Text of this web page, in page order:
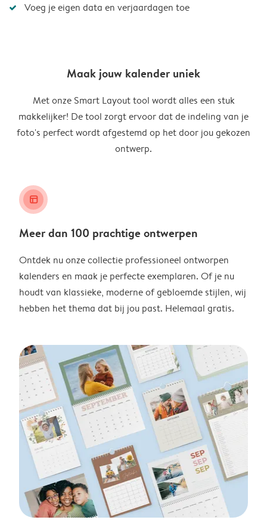
Voeg je eigen data en verjaardagen toe
Maak jouw kalender uniek
Met onze Smart Layout tool wordt alles een stuk
makkelijker! De tool zorgt ervoor dat de indeling van je
foto's perfect wordt afgestemd op het door jou gekozen
ontwerp.
layout_alt
Meer dan 100 prachtige ontwerpen
Ontdek nu onze collectie professioneel ontworpen
kalenders en maak je perfecte exemplaren. Of je nu
houdt van klassieke, moderne of gebloemde stijlen, wij
hebben het thema dat bij jou past. Helemaal gratis.